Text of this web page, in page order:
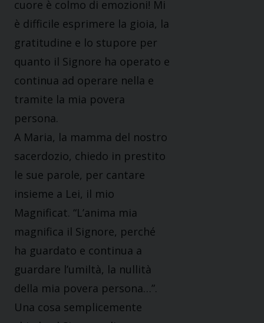
cuore è colmo di emozioni! Mi
è difficile esprimere la gioia, la
gratitudine e lo stupore per
quanto il Signore ha operato e
continua ad operare nella e
tramite la mia povera
persona.
A Maria, la mamma del nostro
sacerdozio, chiedo in prestito
le sue parole, per cantare
insieme a Lei, il mio
Magnificat. “L’anima mia
magnifica il Signore, perché
ha guardato e continua a
guardare l’umiltà, la nullità
della mia povera persona…”.
Una cosa semplicemente